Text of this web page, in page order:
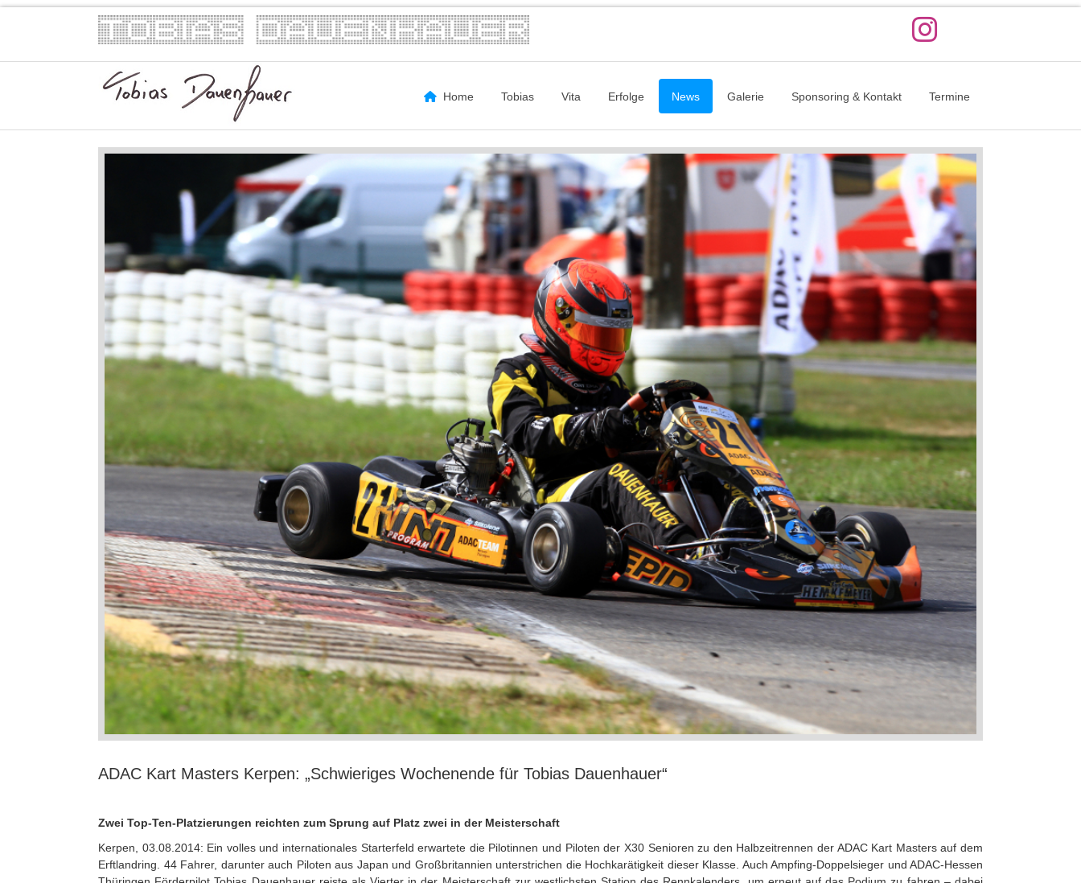
Home Tobias Vita Erfolge News Galerie Sponsoring & Kontakt Termine
ADAC Kart Masters Kerpen: „Schwieriges Wochenende für Tobias Dauenhauer“
Zwei Top-Ten-Platzierungen reichten zum Sprung auf Platz zwei in der Meisterschaft
Kerpen, 03.08.2014: Ein volles und internationales Starterfeld erwartete die Pilotinnen und Piloten der X30 Senioren zu den Halbzeitrennen der ADAC Kart Masters auf dem
Erftlandring. 44 Fahrer, darunter auch Piloten aus Japan und Großbritannien unterstrichen die Hochkarätigkeit dieser Klasse. Auch Ampfing-Doppelsieger und ADAC-Hessen